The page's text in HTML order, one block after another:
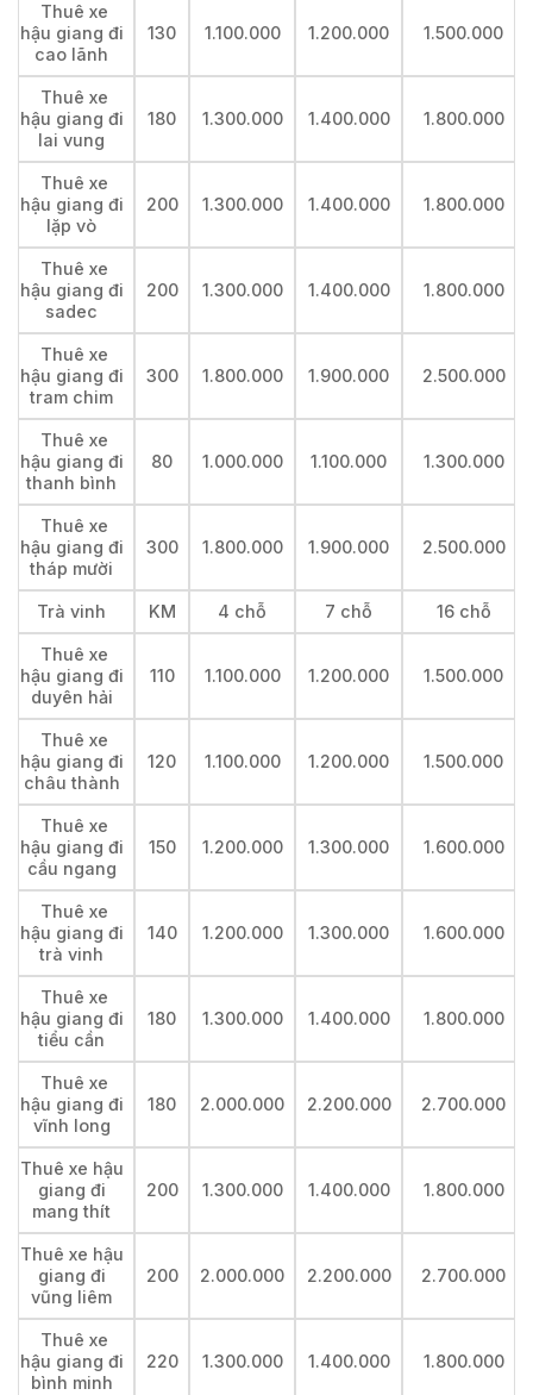
Thuê xe
hậu giang đi
cao lãnh
130 1.100.000 1.200.000 1.500.000
Thuê xe
hậu giang đi
lai vung
180 1.300.000 1.400.000 1.800.000
Thuê xe
hậu giang đi
lặp vò
200 1.300.000 1.400.000 1.800.000
Thuê xe
hậu giang đi
sadec
200 1.300.000 1.400.000 1.800.000
Thuê xe
hậu giang đi
tram chim
300 1.800.000 1.900.000 2.500.000
Thuê xe
hậu giang đi
thanh bình
80 1.000.000 1.100.000 1.300.000
Thuê xe
hậu giang đi
tháp mười
300 1.800.000 1.900.000 2.500.000
Trà vinh KM 4 chỗ 7 chỗ 16 chỗ
Thuê xe
hậu giang đi
duyên hải
110 1.100.000 1.200.000 1.500.000
Thuê xe
hậu giang đi
châu thành
120 1.100.000 1.200.000 1.500.000
Thuê xe
hậu giang đi
cầu ngang
150 1.200.000 1.300.000 1.600.000
Thuê xe
hậu giang đi
trà vinh
140 1.200.000 1.300.000 1.600.000
Thuê xe
hậu giang đi
tiểu cần
180 1.300.000 1.400.000 1.800.000
Thuê xe
hậu giang đi
vĩnh long
180 2.000.000 2.200.000 2.700.000
Thuê xe hậu
giang đi
mang thít
200 1.300.000 1.400.000 1.800.000
Thuê xe hậu
giang đi
vũng liêm
200 2.000.000 2.200.000 2.700.000
Thuê xe
hậu giang đi
bình minh
220 1.300.000 1.400.000 1.800.000